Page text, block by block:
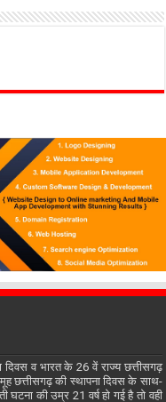
व भारत के 26 वें राज्य छत्तीसगढ़
छत्तीसगढ़ की स्थापना दिवस के साथ-
की उम्र 21 वर्ष हो गई है तो वही